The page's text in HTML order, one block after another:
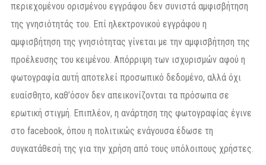
περιεχομένου ορισμένου εγγράφου δεν συνιστά αμφισβήτηση
της γνησιότητάς του. Επί ηλεκτρονικού εγγράφου η
αμφισβήτηση της γνησιότητας γίνεται με την αμφισβήτηση της
προέλευσης του κειμένου. Απόρριψη των ισχυρισμών αφού η
φωτογραφία αυτή αποτελεί προσωπικό δεδομένο, αλλά όχι
ευαίσθητο, καθ’όσον δεν απεικονίζονται τα πρόσωπα σε
ερωτική στιγμή. Επιπλέον, η ανάρτηση της φωτογραφίας έγινε
στο facebook, όπου η πολιτικώς ενάγουσα έδωσε τη
συγκατάθεσή της για την χρήση από τους υπόλοιπους χρήστες.